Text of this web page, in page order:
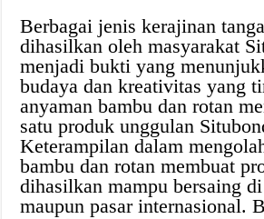
Berbagai jenis kerajinan
dihasilkan oleh masyarakat
menjadi bukti yang
budaya dan kreativitas yang
anyaman bambu dan rotan
satu produk unggulan
Keterampilan dalam
bambu dan rotan membuat
dihasilkan mampu bersaing
maupun pasar internasional.